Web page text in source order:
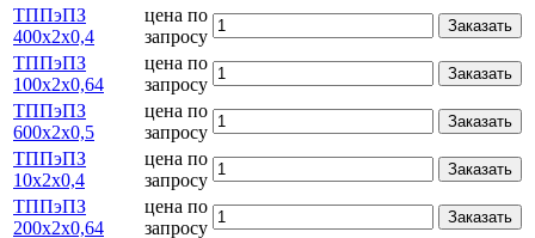
ТППэПЗ
400х2х0,4
цена по
запросу
Заказать
ТППэПЗ
100х2х0,64
цена по
запросу
Заказать
ТППэПЗ
600х2х0,5
цена по
запросу
Заказать
ТППэПЗ
10х2х0,4
цена по
запросу
Заказать
ТППэПЗ
200х2х0,64
цена по
запросу
Заказать